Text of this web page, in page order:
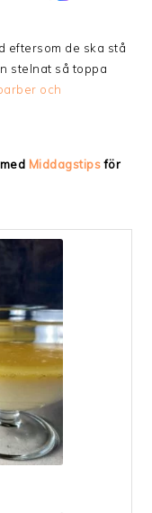
eftersom de ska stå
stelnat så toppa
och
Middagstipsför